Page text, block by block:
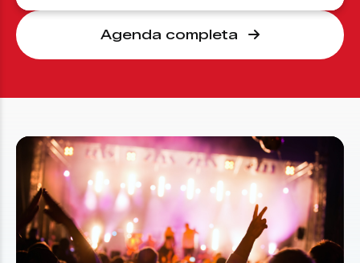
Agenda completa